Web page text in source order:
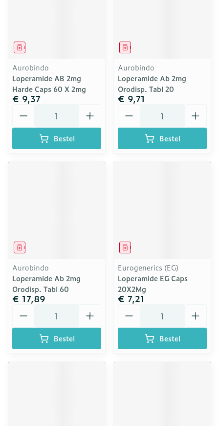
Geneesmiddel
Aurobindo
Loperamide AB 2mg
Harde Caps 60 X 2mg
€ 9,37
Bestel
Geneesmiddel
Aurobindo
Loperamide Ab 2mg
Orodisp. Tabl 20
€ 9,71
Bestel
Geneesmiddel
Aurobindo
Loperamide Ab 2mg
Orodisp. Tabl 60
€ 17,89
Bestel
Geneesmiddel
Eurogenerics (EG)
Loperamide EG Caps
20X2Mg
€ 7,21
Bestel